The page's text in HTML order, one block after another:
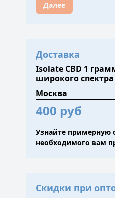
Далее
Доставка
Isolate CBD 1
широкого
400 руб
Узнайте примерную
необходимого вам
Скидки при